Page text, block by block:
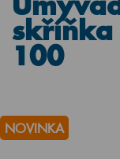
skříňka
100
NOVINKA